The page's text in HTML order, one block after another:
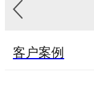
客户案例